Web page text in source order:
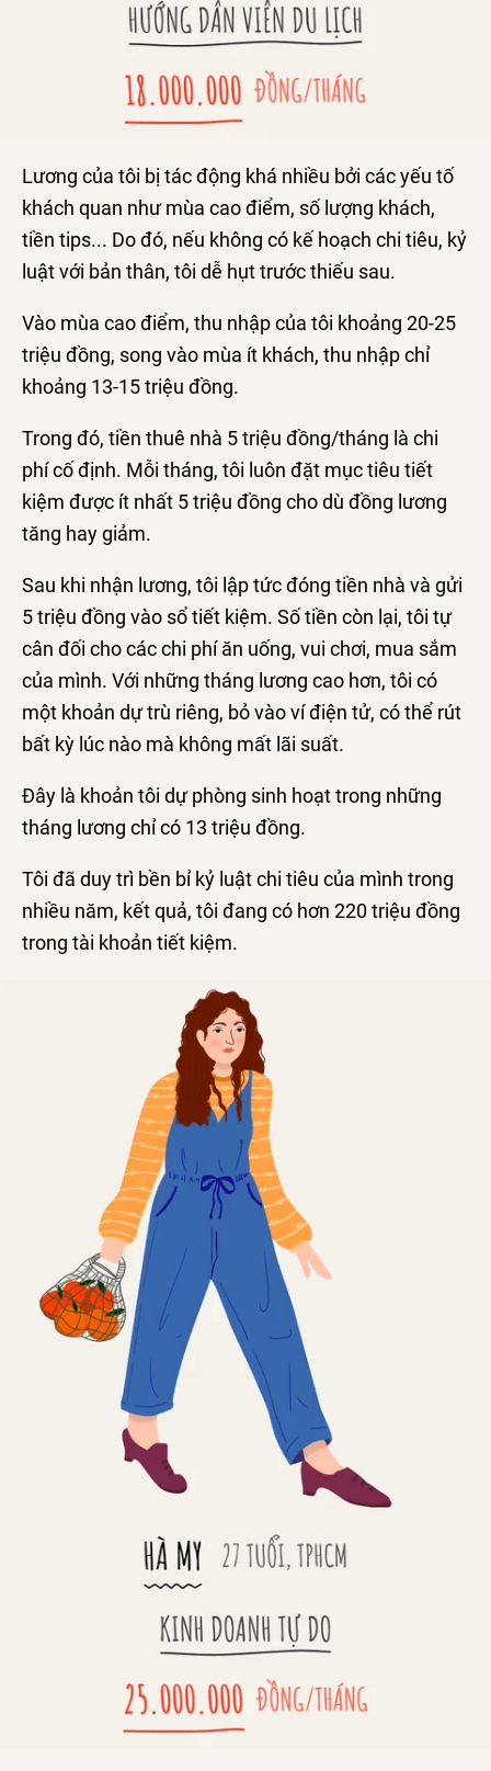
Lương của tôi bị tác động khá nhiều bởi các yếu tố
khách quan như mùa cao điểm, số lượng khách,
tiền tips... Do đó, nếu không có kế hoạch chi tiêu, kỷ
luật với bản thân, tôi dễ hụt trước thiếu sau.
Vào mùa cao điểm, thu nhập của tôi khoảng 20-25
triệu đồng, song vào mùa ít khách, thu nhập chỉ
khoảng 13-15 triệu đồng.
Trong đó, tiền thuê nhà 5 triệu đồng/tháng là chi
phí cố định. Mỗi tháng, tôi luôn đặt mục tiêu tiết
kiệm được ít nhất 5 triệu đồng cho dù đồng lương
tăng hay giảm.
Sau khi nhận lương, tôi lập tức đóng tiền nhà và gửi
5 triệu đồng vào sổ tiết kiệm. Số tiền còn lại, tôi tự
cân đối cho các chi phí ăn uống, vui chơi, mua sắm
của mình. Với những tháng lương cao hơn, tôi có
một khoản dự trù riêng, bỏ vào ví điện tử, có thể rút
bất kỳ lúc nào mà không mất lãi suất.
Đây là khoản tôi dự phòng sinh hoạt trong những
tháng lương chỉ có 13 triệu đồng.
Tôi đã duy trì bền bỉ kỷ luật chi tiêu của mình trong
nhiều năm, kết quả, tôi đang có hơn 220 triệu đồng
trong tài khoản tiết kiệm.